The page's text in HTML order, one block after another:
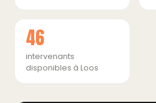
46
intervenants
disponibles à Loos